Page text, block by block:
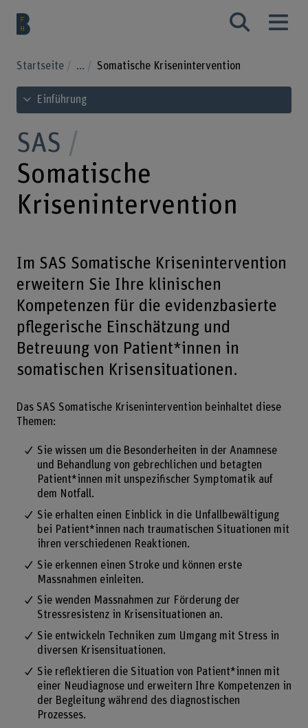
Startseite ... Somatische Krisenintervention
Inhaltsverzeichnis ansehen
Einführung
SAS
Somatische
Krisenintervention
Im SAS Somatische Krisenintervention
erweitern Sie Ihre klinischen
Kompetenzen für die evidenzbasierte
pflegerische Einschätzung und
Betreuung von Patient*innen in
somatischen Krisensituationen.
Das SAS Somatische Krisenintervention beinhaltet diese
Themen:
Sie wissen um die Besonderheiten in der Anamnese
und Behandlung von gebrechlichen und betagten
Patient*innen mit unspezifischer Symptomatik auf
dem Notfall.
Sie erhalten einen Einblick in die Unfallbewältigung
bei Patient*innen nach traumatischen Situationen mit
ihren verschiedenen Reaktionen.
Sie erkennen einen Stroke und können erste
Massnahmen einleiten.
Sie wenden Massnahmen zur Förderung der
Stressresistenz in Krisensituationen an.
Sie entwickeln Techniken zum Umgang mit Stress in
diversen Krisensituationen.
Sie reflektieren die Situation von Patient*innen mit
einer Neudiagnose und erweitern Ihre Kompetenzen in
der Begleitung während des diagnostischen
Prozesses.